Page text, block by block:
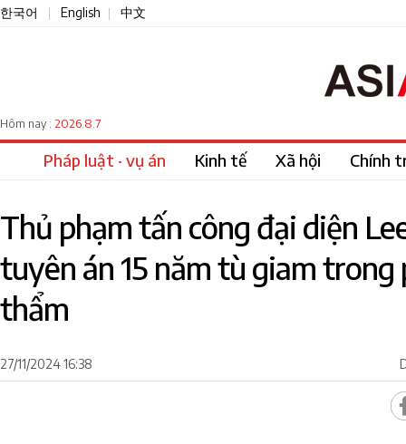
한국어 English 中文
Hôm nay : 2026.8.7
Pháp luật · vụ án Kinh tế Xã hội Chính
Thủ phạm tấn công đại diện
tuyên án 15 năm tù giam trong
thẩm
27/11/2024 16:38